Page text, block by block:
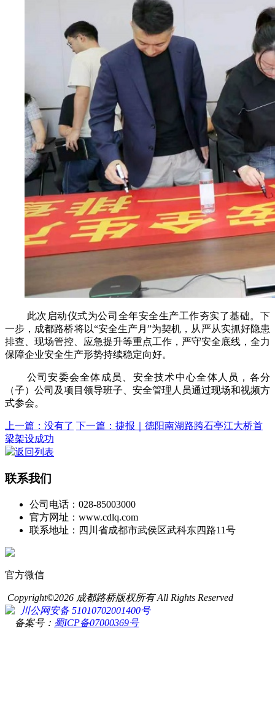
此次启动仪式为公司全年安全生产工作夯实了基础。下
一步，成都路桥将以“安全生产月”为契机，从严从实抓好隐患
排查、现场管控、应急提升等重点工作，严守安全底线，全力
保障企业安全生产形势持续稳定向好。
公司安委会全体成员、安全技术中心全体人员，各分
（子）公司及项目领导班子、安全管理人员通过现场和视频方
式参会。
上一篇：没有了 下一篇：捷报｜德阳南湖路跨石亭江大桥首
梁架设成功
返回列表
联系我们
公司电话：028-85003000
官方网址：www.cdlq.com
联系地址：四川省成都市武侯区武科东四路11号
官方微信
Copyright©2026 成都路桥版权所有 All Rights Reserved
川公网安备 51010702001400号
备案号： 蜀ICP备07000369号